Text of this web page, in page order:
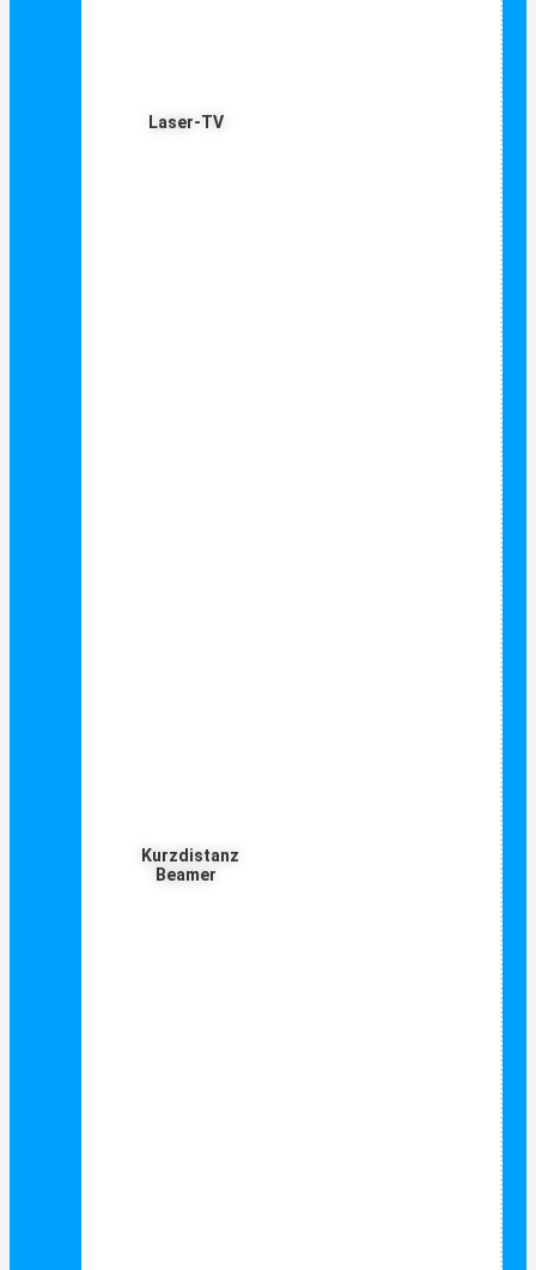
Laser-TV
Kurzdistanz
Beamer